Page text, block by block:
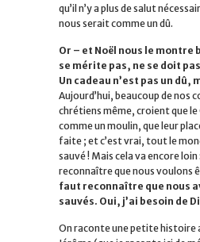
qu’il n’y a plus de salut
nous serait comme un dû.
Or – et Noël nous le montre
se mérite pas, ne se doit
Un cadeau n’est pas un dû,
Aujourd’hui, beaucoup de nos
chrétiens même, croient que
comme un moulin, que leur
faite ; et c’est vrai, tout le
sauvé ! Mais cela va encore loin
reconnaître que nous voulons
faut reconnaître que nous
sauvés. Oui, j’ai besoin de
On raconte une petite histoire